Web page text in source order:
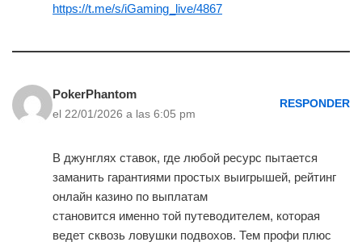
https://t.me/s/iGaming_live/4867
PokerPhantom
el 22/01/2026 a las 6:05 pm
RESPONDER
В джунглях ставок, где любой ресурс пытается
заманить гарантиями простых выигрышей, рейтинг
онлайн казино по выплатам
становится именно той путеводителем, которая
ведет сквозь ловушки подвохов. Тем профи плюс